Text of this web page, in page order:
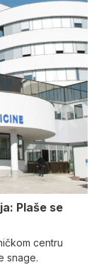
Plaše se
centru
snage.